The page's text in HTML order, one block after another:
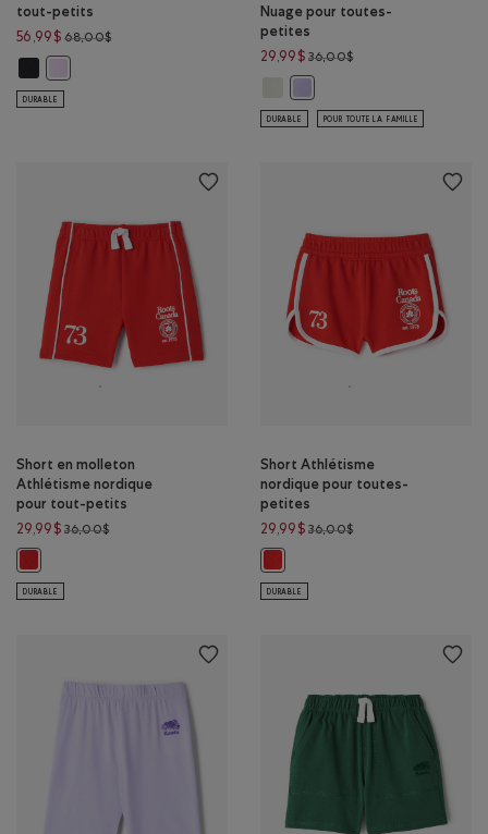
tout-petits
56,99$ 68,00$Prix réduit de 68,00$ à 56,99$
Pantalon parachute pour tout-petits: NOIR Couleur
Pantalon parachute pour tout-petits: GLACE LILAS Couleur
DURABLE
Nuage pour toutes-
petites
29,99$ 36,00$Prix réduit de 36,00$
DURABLE POUR TOUTE LA FAMILLE
Short en molleton
Athlétisme nordique
pour tout-petits
29,99$ 36,00$Prix réduit de 36,00$ à 29,99$
DURABLE
Short Athlétisme
nordique pour toutes-
petites
29,99$ 36,00$Prix réduit de 36,00$
DURABLE